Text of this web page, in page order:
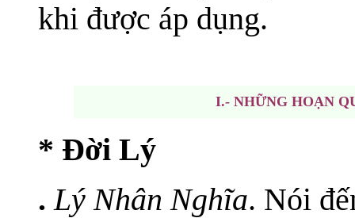
khi được áp dụng.
I.- NHỮNG HOẠN
* Đời Lý
.Lý Nhân Nghĩa. Nói